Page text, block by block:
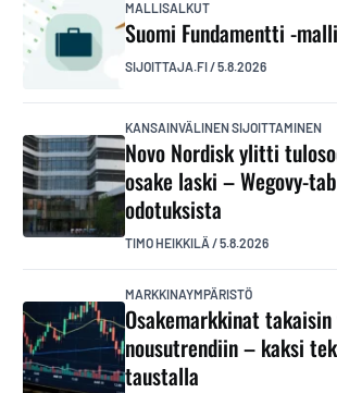
MALLISALKUT
Suomi Fundamentti -
SIJOITTAJA.FI/5.8.2026
KANSAINVÄLINEN SIJOITTAMINEN
Novo Nordisk ylitti
osake laski – Wegovy-
odotuksista
TIMO HEIKKILÄ /5.8.2026
MARKKINAYMPÄRISTÖ
Osakemarkkinat takaisin
nousutrendiin – kaksi
taustalla